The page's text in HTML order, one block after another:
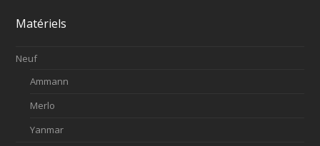
Matériels
Neuf
Ammann
Merlo
Yanmar